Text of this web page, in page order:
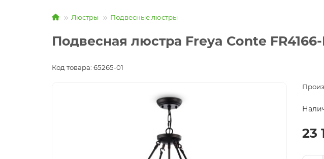
Люстры Подвесные люстры
Подвесная люстра Freya Conte
Код товара: 65265-01
23